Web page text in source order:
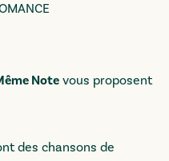
Note vous proposent
des chansons de